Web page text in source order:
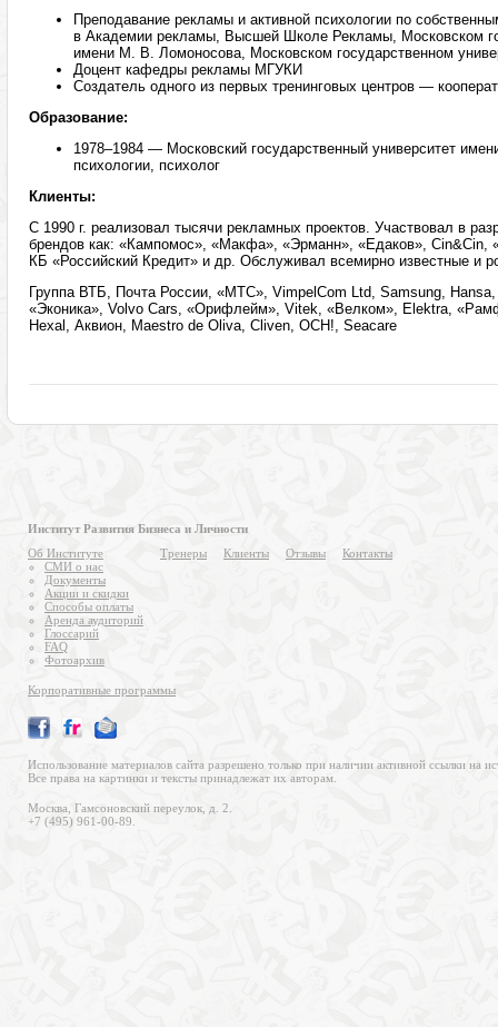
Преподавание рекламы и активной психологии по
в Академии рекламы, Высшей Школе Рекламы, Московском
имени М. В. Ломоносова, Московском государственном
Доцент кафедры рекламы МГУКИ
Создатель одного из первых тренинговых центров —
Образование:
1978–1984 — Московский государственный университет
психологии, психолог
Клиенты:
С 1990 г. реализовал тысячи рекламных проектов. Участвовал в
брендов как: «Кампомос», «Макфа», «Эрманн», «Едаков», Cin&Cin,
КБ «Российский Кредит» и др. Обслуживал всемирно известные и
Группа ВТБ, Почта России, «МТС», VimpelCom Ltd, Samsung,
«Эконика», Volvo Cars, «Орифлейм», Vitek, «Велком», Elektra,
Hexal, Аквион, Maestro de Oliva, Cliven, OCH!, Seacare
Институт Развития Бизнеса и Личности
Об Институте
СМИ о нас
Документы
Акции и скидки
Способы оплаты
Аренда аудиторий
Глоссарий
FAQ
Фотоархив
Тренеры Клиенты Отзывы Контакты
Корпоративные программы
Использование материалов сайта разрешено только при наличии активной ссылки на
Все права на картинки и тексты принадлежат их авторам.
Москва, Гамсоновский переулок, д. 2.
+7 (495) 961-00-89.